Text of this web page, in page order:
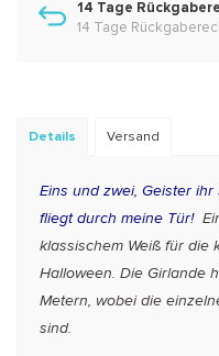
14 Tage
14 Tage
Details Versand
Eins und zwei, Geister
fliegt durch meine Tür!
klassischem Weiß für die
Halloween. Die Girlande
Metern, wobei die
sind.